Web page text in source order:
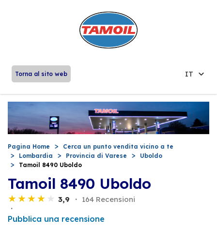
Torna al sito web IT
Pagina Home
Cerca un punto vendita vicino a te
Lombardia
Provincia di Varese
Uboldo
Tamoil 8490 Uboldo
Tamoil 8490 Uboldo
3,9 164 Recensioni
Pubblica una recensione